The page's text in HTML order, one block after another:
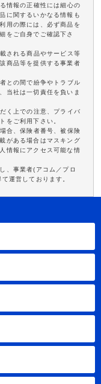
情報の正確性には細心の
に関するいかなる情報も
用の際には、必ず商品を
をご自身でご確認下さ
される商品やサービス等
商品等を提供する事業者
との間で紛争やトラブル
当社は一切責任を負いま
く上での注意、プライバ
をご利用下さい。
合、保険者番号、被保険
がある場合はマスキング
情報にアクセス可能な情
、事業者(アコム／プロ
運営しております。